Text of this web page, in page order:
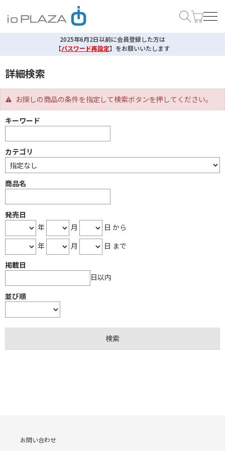
2025年6月2日以前に会員登録した方は
【パスワード再設定】 をお願いいたします
詳細検索
お探しの商品の条件を指定して検索ボタンを押してください。
キーワード
カテゴリ
商品名
発売日
年
月
日 から
年
月
日 まで
掲載日
日以内
並び順
お問い合わせ